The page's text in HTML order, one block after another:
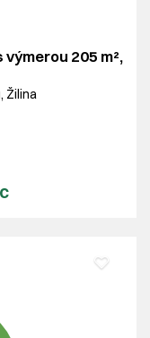
205 m²,
Žilina